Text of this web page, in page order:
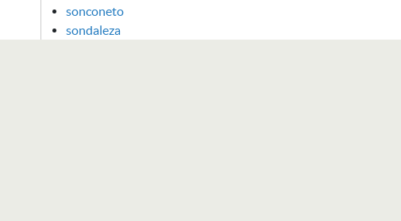
sonconeto
sondaleza